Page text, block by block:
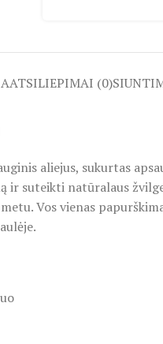
ATSILIEPIMAI (0)
aliejus, sukurtas
suteikti natūralaus
Vos vienas